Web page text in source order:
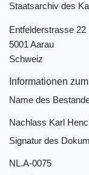
Staatsarchiv des
Entfelderstrasse 22
5001 Aarau
Schweiz
Informationen
Name des
Nachlass Karl
Signatur des
NL.A-0075